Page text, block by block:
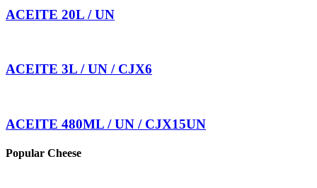
ACEITE 20L / UN
ACEITE 3L / UN / CJX6
ACEITE 480ML / UN / CJX15UN
Popular Cheese